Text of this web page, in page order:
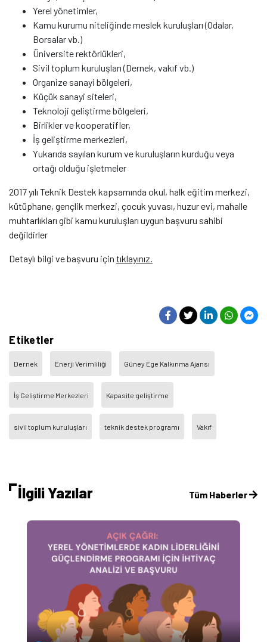
Yerel yönetimler,
Kamu kurumu niteliğinde meslek kuruluşları (Odalar,
Borsalar vb.)
Üniversite rektörlükleri,
Sivil toplum kuruluşları (Dernek, vakıf vb.)
Organize sanayi bölgeleri,
Küçük sanayi siteleri,
Teknoloji geliştirme bölgeleri,
Birlikler ve kooperatifler,
İş geliştirme merkezleri,
Yukarıda sayılan kurum ve kuruluşların kurduğu veya
ortağı olduğu işletmeler
2017 yılı Teknik Destek kapsamında okul, halk eğitim merkezi,
kütüphane, gençlik merkezi, çocuk yuvası, huzur evi, mahalle
muhtarlıkları gibi kamu kuruluşları uygun başvuru sahibi
değildirler
Detaylı bilgi ve başvuru için tıklayınız.
Etiketler
Dernek Enerji Verimliliği Güney Ege Kalkınma Ajansı
İş Geliştirme Merkezleri Kapasite geliştirme
sivil toplum kuruluşları teknik destek programı Vakıf
İlgili Yazılar Tüm Haberler